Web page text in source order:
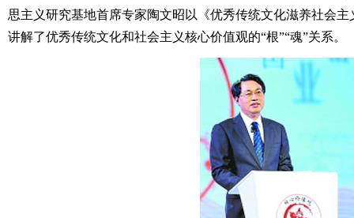
思主义研究基地首席专家陶文昭以《优秀传统文化滋养社会
讲解了优秀传统文化和社会主义核心价值观的“根”“魂”关系。